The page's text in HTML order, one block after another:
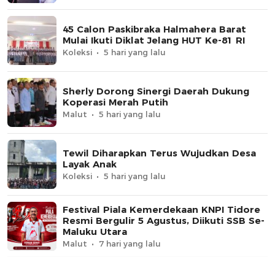
45 Calon Paskibraka Halmahera Barat
Mulai Ikuti Diklat Jelang HUT Ke-81 RI
Koleksi 5 hari yang lalu
Sherly Dorong Sinergi Daerah Dukung
Koperasi Merah Putih
Malut 5 hari yang lalu
Tewil Diharapkan Terus Wujudkan Desa
Layak Anak
Koleksi 5 hari yang lalu
Festival Piala Kemerdekaan KNPI Tidore
Resmi Bergulir 5 Agustus, Diikuti SSB Se-
Maluku Utara
Malut 7 hari yang lalu